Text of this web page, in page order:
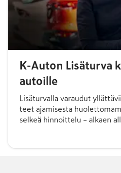
K-Auton Lisäturva
autoille
Lisäturvalla varaudut
teet ajamisesta
selkeä hinnoittelu – alkaen